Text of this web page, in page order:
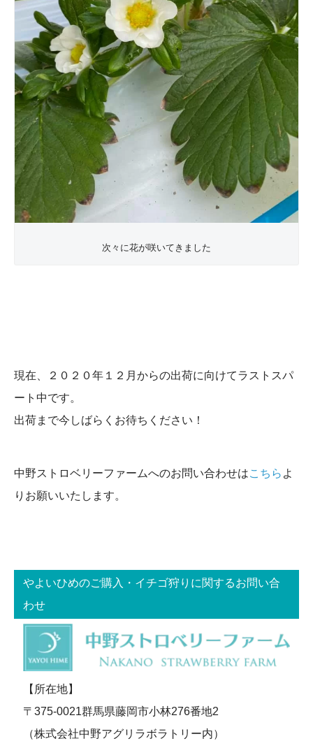
次々に花が咲いてきました
現在、２０２０年１２月からの出荷に向けてラストスパ
ート中です。
出荷まで今しばらくお待ちください！
中野ストロベリーファームへのお問い合わせはこちら よ
りお願いいたします。
やよいひめのご購入・イチゴ狩りに関するお問い合
わせ
【所在地】
〒375-0021群馬県藤岡市小林276番地2
（株式会社中野アグリラボラトリー内）